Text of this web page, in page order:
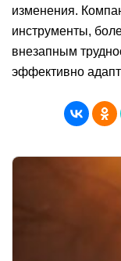
изменения.
инструменты,
внезапным
эффективно